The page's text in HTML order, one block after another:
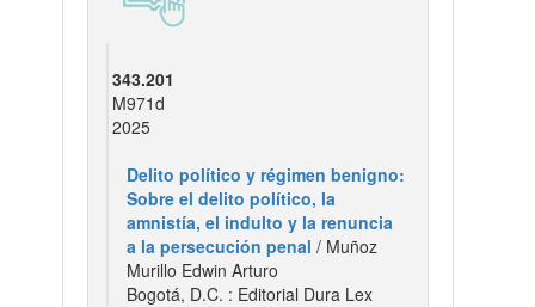
343.201
M971d
2025
Delito político y régimen benigno:
Sobre el delito político, la
amnistía, el indulto y la renuncia
a la persecución penal / Muñoz
Murillo Edwin Arturo
Bogotá, D.C. : Editorial Dura Lex